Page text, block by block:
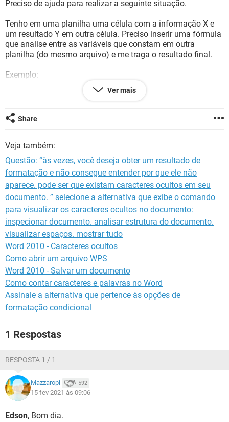
GUIA DE COMPRAS
GUIA DE COMPRAS
Preciso de ajuda para realizar a seguinte situação.
Tenho em uma planilha uma célula com a informação X e
um resultado Y em outra célula. Preciso inserir uma fórmula
que analise entre as variáveis que constam em outra
planilha (do mesmo arquivo) e me traga o resultado final.
Exemplo:
Campo Resultado: 100% de aderência
Tabela de Remuneração
Campo Classificação
Campo linha função Jr
Campo linha função Pl
Campo linha função Sr
Campo linha faixa 80
Campo linha faixa 90
Campo linha faixa 100
Campo linha faixa 110
Preciso da fórmula que resulte em:
Se o campo na planilha1 de cadastro Analista de RH é igual
a Analista de RH no campo classificação da planilha 2 e se
o resultado do campo resultado na planilha 1 está entre 80 e
90, seja apresentado o resultado Jr, se estiver entre 91 e 100,
seja apresentado o resultado Sr.
resultado é apresentado e na 3ª condição apresenta erro.
Como posso resolver essa questão?
Agradeço desde já sua atenção.
Ver mais
Share
Veja também:
Questão: “às vezes, você deseja obter um resultado de
formatação e não consegue entender por que ele não
aparece. pode ser que existam caracteres ocultos em seu
documento. ” selecione a alternativa que exibe o comando
para visualizar os caracteres ocultos no documento:
inspecionar documento. analisar estrutura do documento.
visualizar espaços. mostrar tudo
Word 2010 - Caracteres ocultos
Como abrir um arquivo WPS
Word 2010 - Salvar um documento
Como contar caracteres e palavras no Word
Assinale a alternativa que pertence às opções de
formatação condicional
1 Respostas
RESPOSTA 1 / 1
Mazzaropi 592
15 fev 2021 às 09:06
Edson, Bom dia.